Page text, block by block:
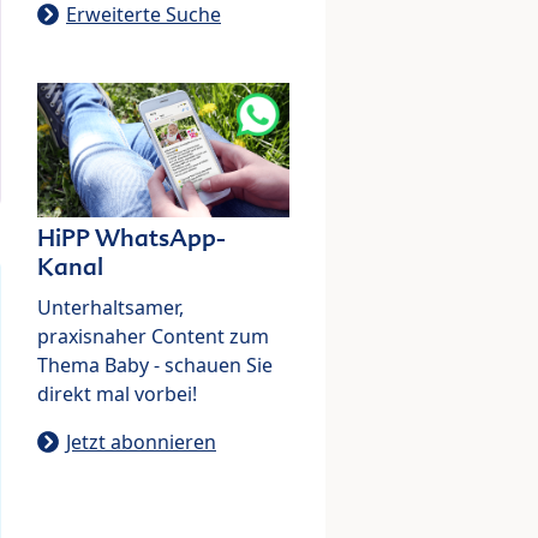
Erweiterte Suche
HiPP WhatsApp-
Kanal
Unterhaltsamer,
praxisnaher Content zum
Thema Baby - schauen Sie
direkt mal vorbei!
Jetzt abonnieren